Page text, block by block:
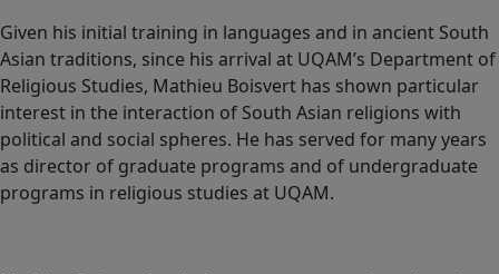
Given his initial training in languages and in ancient South
Asian traditions, since his arrival at UQAM’s Department of
Religious Studies, Mathieu Boisvert has shown particular
interest in the interaction of South Asian religions with
political and social spheres. He has served for many years
as director of graduate programs and of undergraduate
programs in religious studies at UQAM.